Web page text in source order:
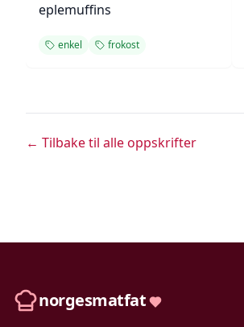
eplemuffins
enkel frokost
← Tilbake til alle oppskrifter
norgesmatfat